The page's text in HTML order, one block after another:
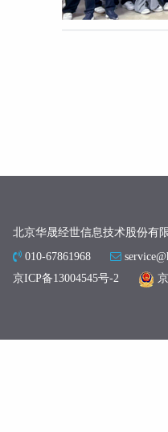
北京华晟经世信息技术股份有
010-67861968
京ICP备13004545号-2